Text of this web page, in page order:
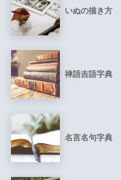
いぬの描き方
禅語吉語字典
名言名句字典